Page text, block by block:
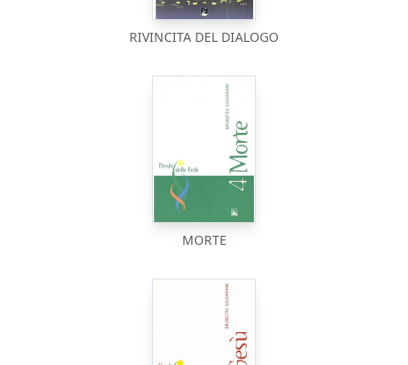
RIVINCITA DEL DIALOGO
MORTE